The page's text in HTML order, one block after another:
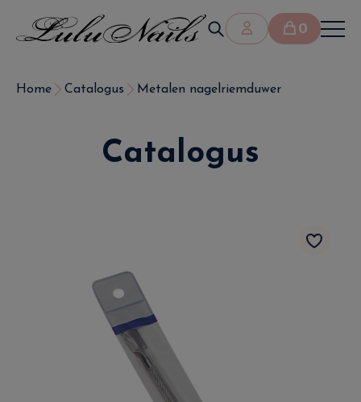
0
Home Catalogus Metalen nagelriemduwer
Catalogus